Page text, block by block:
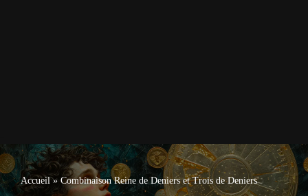
Accueil» Combinaison Reine de Deniers et Trois de Deniers